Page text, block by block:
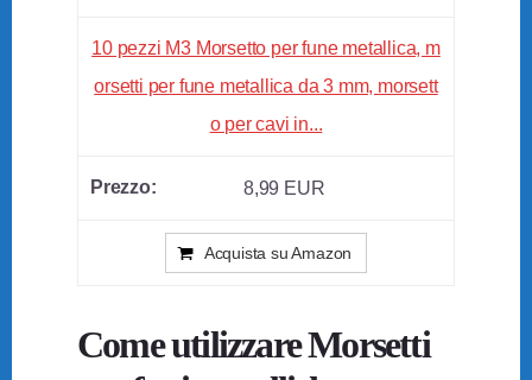
10 pezzi M3 Morsetto per fune metallica, m
orsetti per fune metallica da 3 mm, morsett
o per cavi in...
8,99 EUR
Acquista su Amazon
Come utilizzare Morsetti